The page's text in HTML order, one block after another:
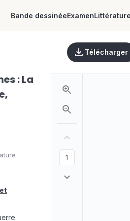
Bande dessinéeExamenLittérature
: La
Télécharger